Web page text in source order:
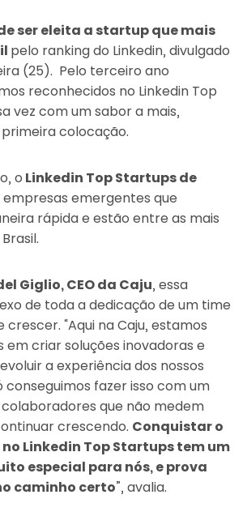
ser eleita a startup que mais
pelo ranking do Linkedin, divulgado
(25). Pelo terceiro ano
reconhecidos no Linkedin Top
vez com um sabor a mais,
colocação.
o Linkedin Top Startups de
empresas emergentes que
rápida e estão entre as mais
Giglio, CEO da Caju, essa
de toda a dedicação de um time
crescer. “Aqui na Caju, estamos
criar soluções inovadoras e
a experiência dos nossos
conseguimos fazer isso com um
que não medem
crescendo. Conquistar o
Linkedin Top Startups tem um
especial para nós, e prova
caminho certo”, avalia.